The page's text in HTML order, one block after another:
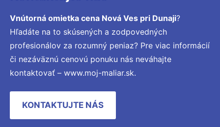
Vnútorná omietka cena Nová Ves pri Dunaji?
Hľadáte na to skúsených a zodpovedných
profesionálov za rozumný peniaz? Pre viac informácií
či nezáväznú cenovú ponuku nás neváhajte
kontaktovať – www.moj-maliar.sk.
KONTAKTUJTE NÁS